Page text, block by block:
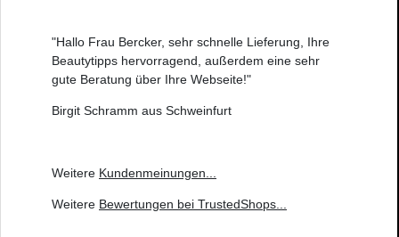
"Hallo Frau Bercker, sehr schnelle Lieferung, Ihre
Beautytipps hervorragend, außerdem eine sehr
gute Beratung über Ihre Webseite!"
Birgit Schramm aus Schweinfurt
Weitere Kundenmeinungen
Weitere Bewertungen bei TrustedShops